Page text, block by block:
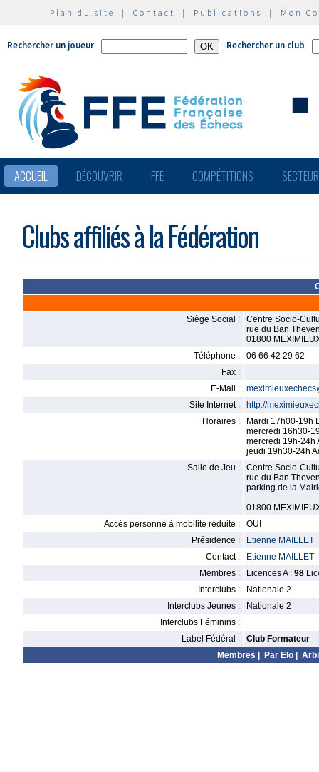
Plan du site | Contact | Publications | Mon
Rechercher un joueur Rechercher un club
ACCUEIL DÉCOUVRIR FFE COMPÉTITIONS
Clubs affiliés à la Fédération
Siège Social :
Centre Socio-
rue du Ban
01800
Téléphone :
06 66 42 29 62
Fax :
E-Mail :
Site Internet :
http://
Horaires :
Mardi 17h00-19h
mercredi 16h30-
mercredi 19h-24h
jeudi 19h30-24h
Salle de Jeu :
Centre Socio-
rue du Ban
parking de la
01800
Accès personne à mobilité réduite :
OUI
Présidence :
Etienne MAILLET
Contact :
Etienne MAILLET
Membres :
Licences A : 98
Interclubs :
Nationale 2
Interclubs Jeunes :
Nationale 2
Interclubs Féminins :
Label Fédéral :
Club Formateur
Membres
Par Elo